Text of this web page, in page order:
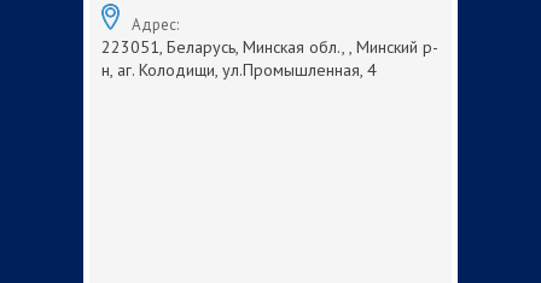
Адрес:
223051, Беларусь, Минская обл., , Минский р-
н, аг. Колодищи, ул.Промышленная, 4